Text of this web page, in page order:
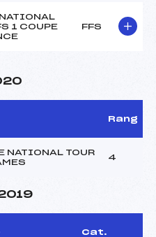
1 COUPE
FFS
Rang
NATIONAL TOUR
4
Cat.